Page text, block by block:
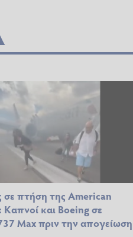
σε πτήση της American
και Boeing σε
Max πριν την απογείωση